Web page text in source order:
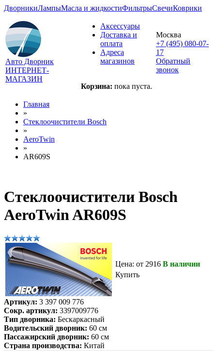
ДворникиЛампыМасла и жидкостиФильтрыСвечиКоврики
Авто Дворник
ИНТЕРНЕТ-
МАГАЗИН
Аксессуары
Доставка и
оплата
Адреса
магазинов
Корзина: пока пуста.
Москва
+7 (495) 080-07-
17
Обратный
звонок
Главная
»
Стеклоочистители Bosch
»
AeroTwin
»
AR609S
Стеклоочистители Bosch
AeroTwin AR609S
Цена: от 2916 В наличии
Купить
Артикул: 3 397 009 776
Сокр. артикул: 3397009776
Тип дворника: Бескаркасный
Водительский дворник: 60 см
Пассажирский дворник: 60 см
Страна производства: Китай